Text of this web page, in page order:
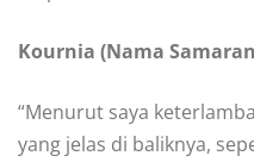
Kournia (Nama
“Menurut saya
yang jelas di baliknya,